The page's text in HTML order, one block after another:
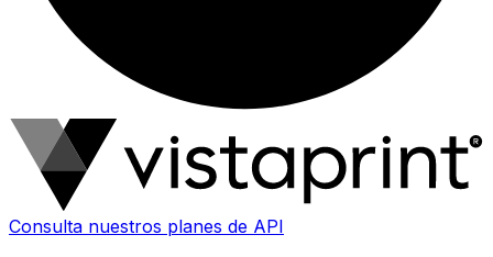
Consulta nuestros planes de API